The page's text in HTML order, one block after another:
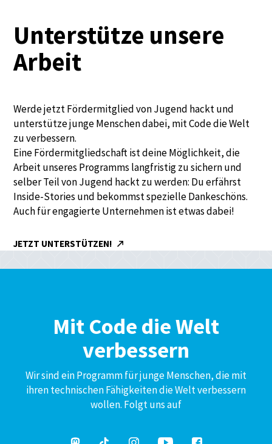
Unterstütze unsere
Arbeit
Werde jetzt Fördermitglied von Jugend hackt und
unterstütze junge Menschen dabei, mit Code die Welt
zu verbessern.
Eine Fördermitgliedschaft ist deine Möglichkeit, die
Arbeit unseres Programms langfristig zu sichern und
selber Teil von Jugend hackt zu werden: Du erfährst
Inside-Stories und bekommst spezielle Dankeschöns.
Auch für engagierte Unternehmen ist etwas dabei!
JETZT UNTERSTÜTZEN!
Mit Code die Welt
verbessern
Wir sind ein Programm für junge Menschen, die mit
ihren technischen Fähigkeiten die Welt verbessern
wollen. Folgt uns auf